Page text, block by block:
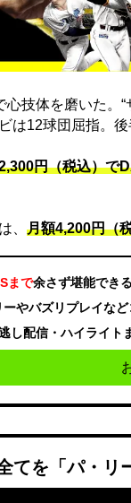
心技体を磨いた
は12球団屈指。
円（税込）で
、 月額4,200円（
まで余さず堪能でき
やバズリプレイなど
し配信・ハイライト
てを「パ・リ